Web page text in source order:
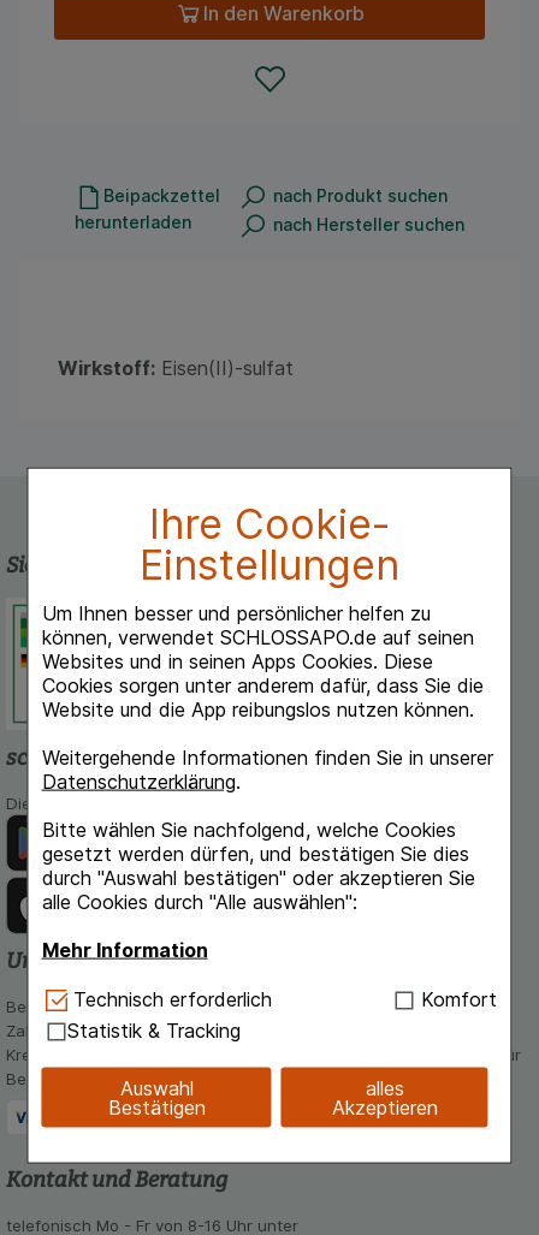
Ihre Cookie-
Einstellungen
Um Ihnen besser und persönlicher helfen zu
können, verwendet SCHLOSSAPO.de auf seinen
Websites und in seinen Apps Cookies. Diese
Cookies sorgen unter anderem dafür, dass Sie die
Website und die App reibungslos nutzen können.
Weitergehende Informationen finden Sie in unserer
Datenschutzerklärung.
Bitte wählen Sie nachfolgend, welche Cookies
gesetzt werden dürfen, und bestätigen Sie dies
durch "Auswahl bestätigen" oder akzeptieren Sie
alle Cookies durch "Alle auswählen":
Mehr Information
Technisch Notwendig:Hierbei handelt es sich um
Cookies, die für die Grundfunktionen unserer
Website notwendig sind (z.B. Navigation,
Warenkorb, Kundenkonto), weshalb auf diese nicht
verzichtet werden kann.
Einkaufserlebnis noch ansprechender zu gestalten,
beispielsweise für die Wiedererkennung des
Besuchers oder unsere Seite an bevorzugte
Technisch erforderlich
Komfort
Statistik & Tracking
Auswahl
Bestätigen
alles
Akzeptieren
In den Warenkorb
Beipackzettel
herunterladen
nach Produkt suchen
nach Hersteller suchen
Wirkstoff: Eisen(II)-sulfat
Sicherheit und Qualität
Schlossapo.de ist registriert beim
Deutschen Institut für Medizinische
Dokumentation und Information.
schlossapo.de-App
Die App von schlossapo.de jetzt mit E-Rezept-Scanner
Unsere Zahlungsarten
Bequem und sicher - Wählen Sie aus unseren verschiedenen
Zahlungsmöglichkeiten:
Kreditkarte, PayPal,Vorkasse, iDeal, Bancontact und Rechnung (für
Bestandskunden)
Kontakt und Beratung
telefonisch Mo - Fr von 8-16 Uhr unter